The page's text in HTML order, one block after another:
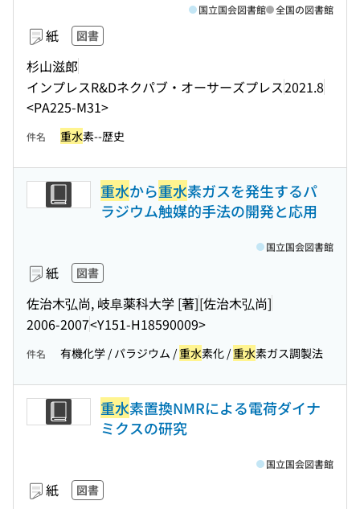
紙 図書
杉山滋郎
インプレスR&Dネクパブ・オーサーズプレス2021.8
<PA225-M31>
国立国会図書館 全国の図書館
件名 重水素--歴史
重水から重水素ガスを発生するパ
ラジウム触媒的手法の開発と応用
紙 図書
佐治木弘尚, 岐阜薬科大学 [著][佐治木弘尚]
2006-2007<Y151-H18590009>
国立国会図書館
件名 有機化学 / パラジウム /重水素化 /重水素ガス調製法
重水素置換NMRによる電荷ダイナ
ミクスの研究
紙 図書
国立国会図書館